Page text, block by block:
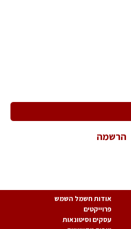
הרשמה
אודות חשמל השמש
פרוייקטים
עסקים וסיטונאות